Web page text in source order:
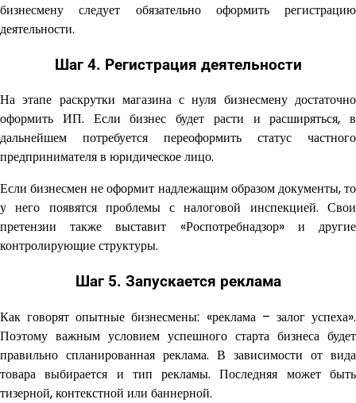
бизнесмену следует обязательно оформить регистрацию
деятельности.
Шаг 4. Регистрация деятельности
На этапе раскрутки магазина с нуля бизнесмену достаточно
оформить ИП. Если бизнес будет расти и расширяться, в
дальнейшем потребуется переоформить статус частного
предпринимателя в юридическое лицо.
Если бизнесмен не оформит надлежащим образом документы, то
у него появятся проблемы с налоговой инспекцией. Свои
претензии также выставит «Роспотребнадзор» и другие
контролирующие структуры.
Шаг 5. Запускается реклама
Как говорят опытные бизнесмены: «реклама – залог успеха».
Поэтому важным условием успешного старта бизнеса будет
правильно спланированная реклама. В зависимости от вида
товара выбирается и тип рекламы. Последняя может быть
тизерной, контекстной или баннерной.